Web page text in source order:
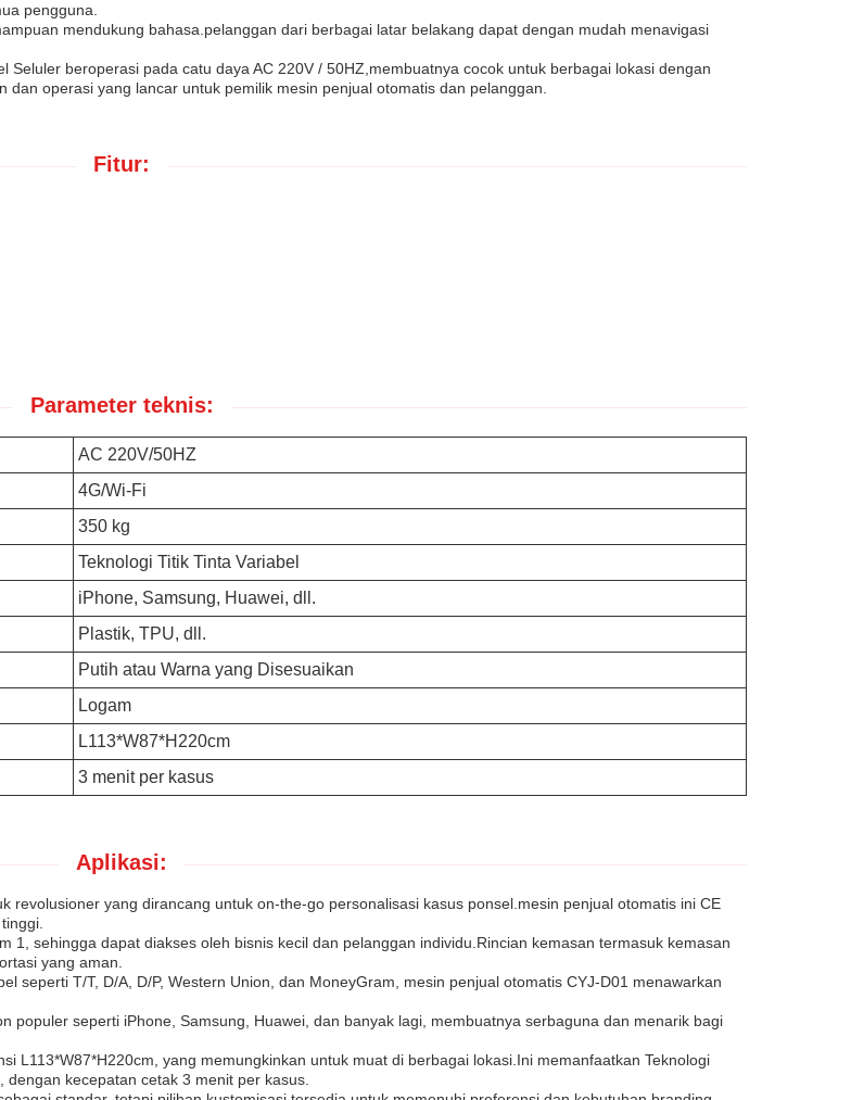
pengguna.
mendukung bahasa.pelanggan dari berbagai latar belakang dapat dengan mudah menavigasi
beroperasi pada catu daya AC 220V / 50HZ,membuatnya cocok untuk berbagai lokasi dengan
operasi yang lancar untuk pemilik mesin penjual otomatis dan pelanggan.
Fitur:
Parameter teknis:
AC 220V/50HZ
4G/Wi-Fi
350 kg
Teknologi Titik Tinta Variabel
iPhone, Samsung, Huawei, dll.
Plastik, TPU, dll.
Putih atau Warna yang Disesuaikan
Logam
L113*W87*H220cm
3 menit per kasus
Aplikasi:
revolusioner yang dirancang untuk on-the-go personalisasi kasus ponsel.mesin penjual otomatis ini CE
1, sehingga dapat diakses oleh bisnis kecil dan pelanggan individu.Rincian kemasan termasuk kemasan
yang aman.
seperti T/T, D/A, D/P, Western Union, dan MoneyGram, mesin penjual otomatis CYJ-D01 menawarkan
populer seperti iPhone, Samsung, Huawei, dan banyak lagi, membuatnya serbaguna dan menarik bagi
L113*W87*H220cm, yang memungkinkan untuk muat di berbagai lokasi.Ini memanfaatkan Teknologi
kecepatan cetak 3 menit per kasus.